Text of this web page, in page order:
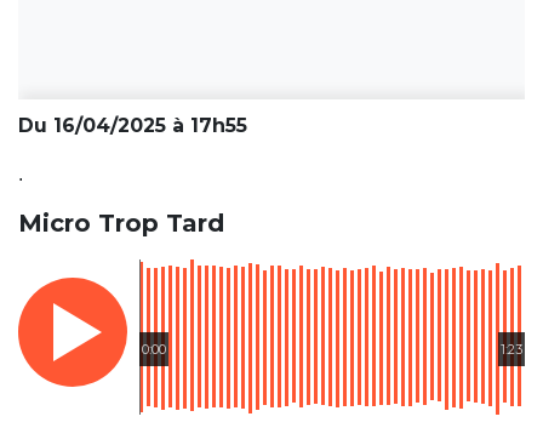
Du 16/04/2025 à 17h55
.
Micro Trop Tard
0:00 1:23